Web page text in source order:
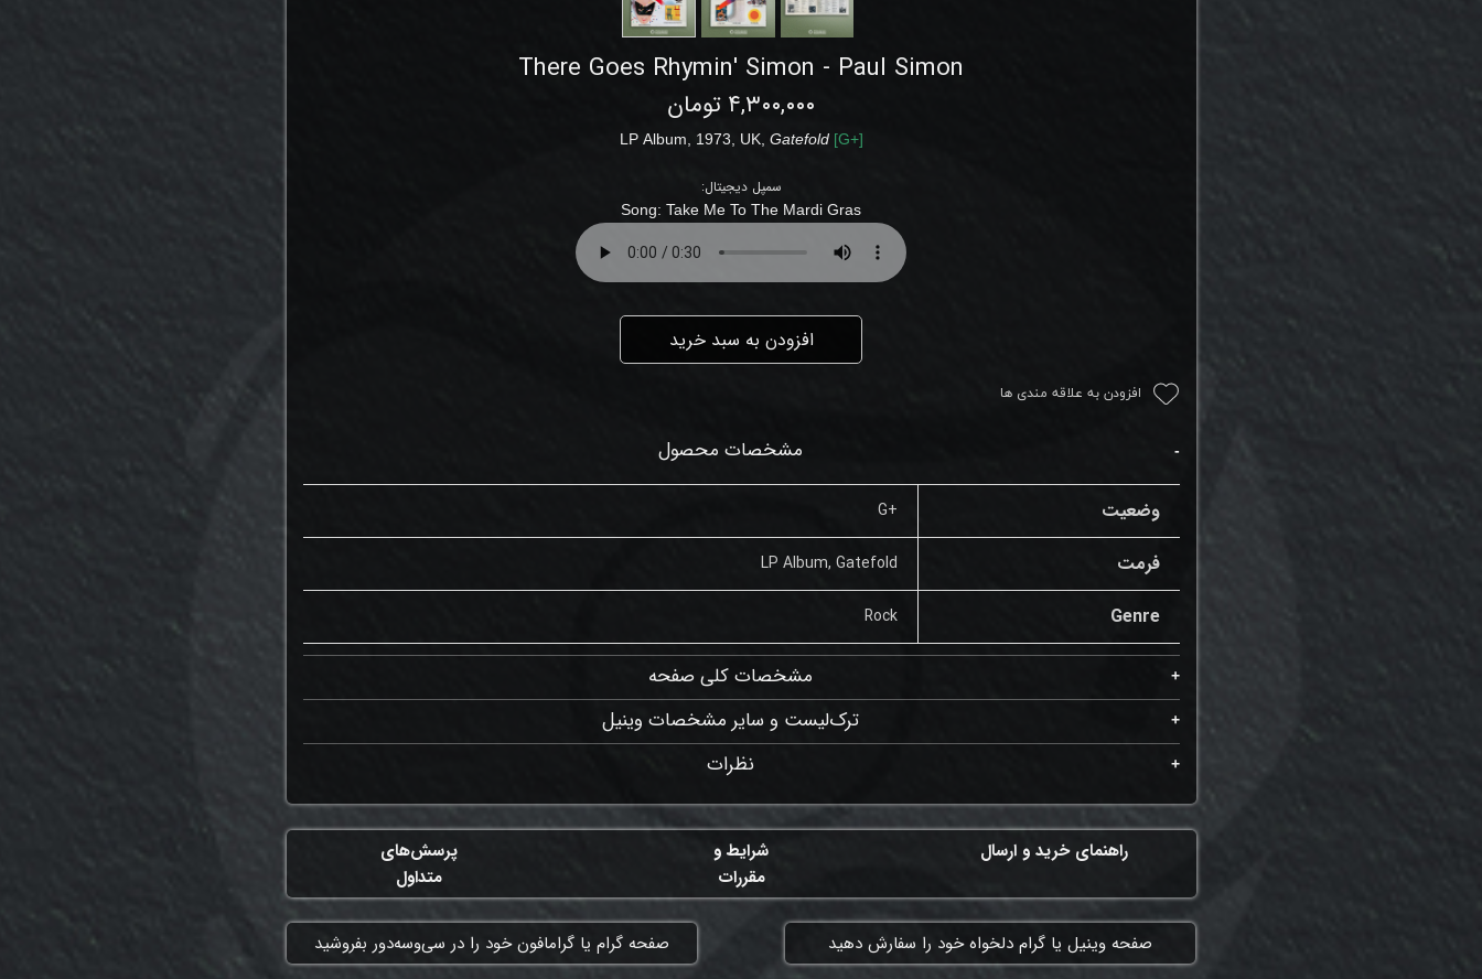
There Goes Rhymin' Simon - Paul Simon
۴,۳۰۰,۰۰۰ تومان
LP Album 1973, UK, Gatefold [G+]
سمپل دیجیتال:
Song: Take Me To The Mardi Gras
افزودن به سبد خرید
افزودن به علاقه مندی ها
مشخصات محصول
وضعیت +G
فرمت LP Album, Gatefold
Genre
Rock
مشخصات کلی صفحه
ترک‌لیست و سایر مشخصات وینیل
نظرات
شرایط و
مقررات
راهنمای خرید و ارسال
پرسش‌های
متداول
​صفحه وینیل یا گرام دلخواه خود را سفارش دهید ​صفحه گرام یا گرامافون خود را در سی‌وسه‌دور بفروشید